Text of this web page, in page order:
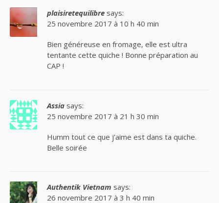
plaisiretequilibre says:
25 novembre 2017 à 10 h 40 min
Bien généreuse en fromage, elle est ultra
tentante cette quiche ! Bonne préparation au
CAP !
Assia says:
25 novembre 2017 à 21 h 30 min
Humm tout ce que j’aime est dans ta quiche.
Belle soirée
Authentik Vietnam says:
26 novembre 2017 à 3 h 40 min